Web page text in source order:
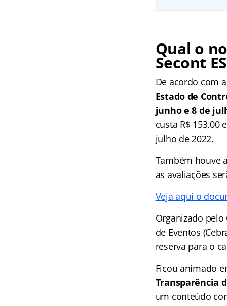
Qual o
Secont
De acordo com
Estado de
junho e 8 de
custa R$ 153,00
julho de 2022.
Também houve
as avaliações
Veja aqui o
Organizado pelo
de Eventos
reserva para o
Ficou animado
Transparência
um conteúdo